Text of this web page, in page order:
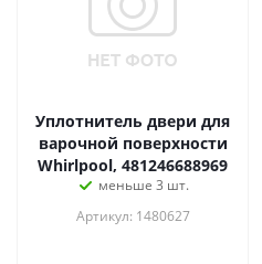
Уплотнитель двери для
варочной поверхности
Whirlpool, 481246688969
меньше 3 шт.
Артикул: 1480627